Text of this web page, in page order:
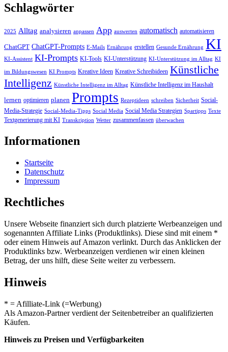
Schlagwörter
2025 Alltag analysieren anpassen App auswerten automatisch automatisieren
ChatGPT ChatGPT-Prompts E-Mails Ernährung erstellen Gesunde Ernährung KI
KI-Assistent KI-Prompts KI-Tools KI-Unterstützung KI-Unterstützung im Alltag KI
im Bildungswesen KI Prompts Kreative Ideen Kreative Schreibideen Künstliche
Intelligenz Künstliche Intelligenz im Alltag Künstliche Intelligenz im Haushalt
lernen optimieren planen Prompts Rezeptideen schreiben Sicherheit Social-
Media-Strategie Social-Media-Tipps Social Media Social Media Strategien Spartipps Texte
Textgenerierung mit KI Transkription Wetter zusammenfassen überwachen
Informationen
Startseite
Datenschutz
Impressum
Rechtliches
Unsere Webseite finanziert sich durch platzierte Werbeanzeigen und
sogenannten Affiliate Links (Produktlinks). Diese sind mit einem *
oder einem Hinweis auf Amazon verlinkt. Durch das Anklicken der
Produktlinks bzw. Werbeanzeigen verdienen wir einen kleinen
Betrag, der uns hilft, diese Seite weiter zu verbessern.
Hinweis
* = Afilliate-Link (=Werbung)
Als Amazon-Partner verdient der Seitenbetreiber an qualifizierten
Käufen.
Hinweis zu Preisen und Verfügbarkeiten